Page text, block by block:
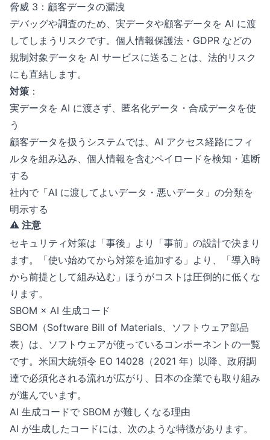
脅威 3：顧客データの漏洩
デバッグや調査のため、実データや顧客データを AI に渡
してしまうリスクです。個人情報保護法・GDPR などの
規制対象データを AI サービスに送ることは、法的リスク
にも直結します。
対策 ：
実データを AI に渡さず、匿名化データ・合成データを使
う
顧客データを扱うシステムでは、AI アクセス経路にフィ
ルタを組み込み、個人情報を含むペイロードを検知・遮断
する
社内で「AI に渡してよいデータ・悪いデータ」の分類を
明示する
⚠️ 注意
セキュリティ対策は「事後」より「事前」の設計で決まり
ます。「使い始めてから対策を追加する」より、「導入時
から前提として組み込む」ほうがコストは圧倒的に低くな
ります。
SBOM × AI 生成コード
SBOM（Software Bill of Materials、ソフトウェア部品
表）は、ソフトウェアが使っているコンポーネントの一覧
です。米国大統領令 EO 14028（2021 年）以降、政府調
達で必須化される流れが広がり、日本の企業でも取り組み
が進んでいます。
AI 生成コードで SBOM が難しくなる理由
AI が生成したコードには、次のような特徴があります。